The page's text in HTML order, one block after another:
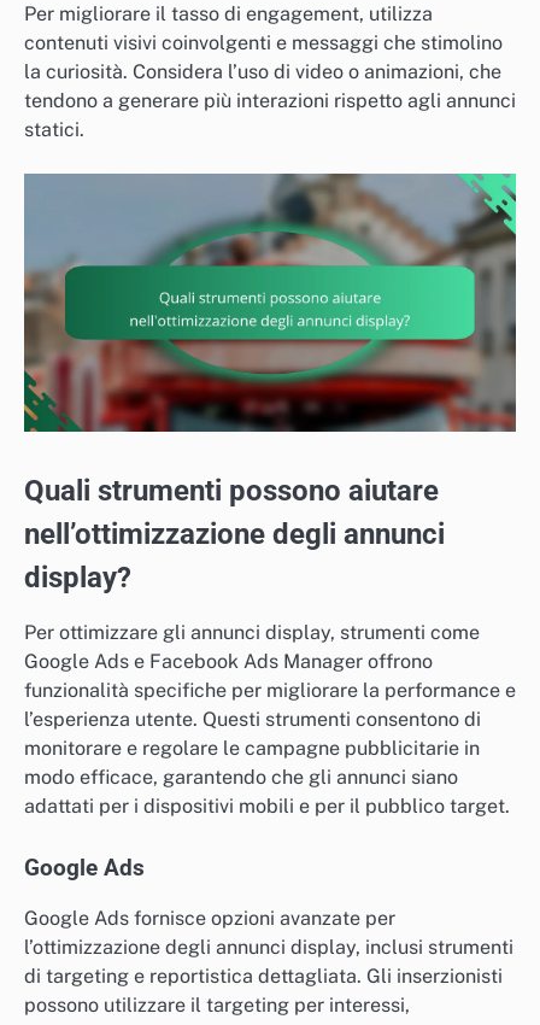
Per migliorare il tasso di engagement, utilizza
contenuti visivi coinvolgenti e messaggi che stimolino
la curiosità. Considera l’uso di video o animazioni, che
tendono a generare più interazioni rispetto agli annunci
statici.
Quali strumenti possono aiutare
nell’ottimizzazione degli annunci
display?
Per ottimizzare gli annunci display, strumenti come
Google Ads e Facebook Ads Manager offrono
funzionalità specifiche per migliorare la performance e
l’esperienza utente. Questi strumenti consentono di
monitorare e regolare le campagne pubblicitarie in
modo efficace, garantendo che gli annunci siano
adattati per i dispositivi mobili e per il pubblico target.
Google Ads
Google Ads fornisce opzioni avanzate per
l’ottimizzazione degli annunci display, inclusi strumenti
di targeting e reportistica dettagliata. Gli inserzionisti
possono utilizzare il targeting per interessi,